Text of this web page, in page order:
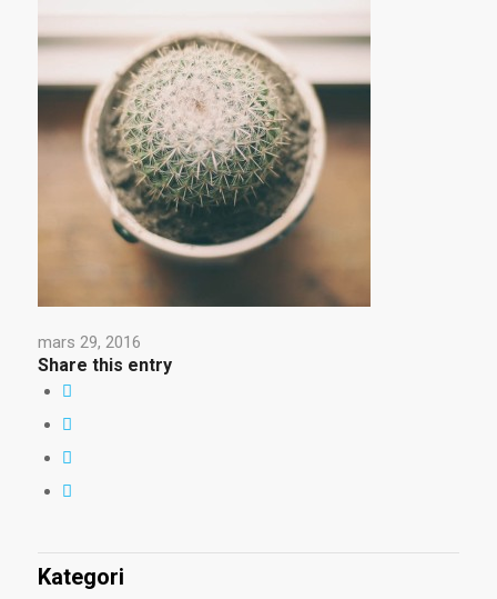
mars 29, 2016
Share this entry
Kategori